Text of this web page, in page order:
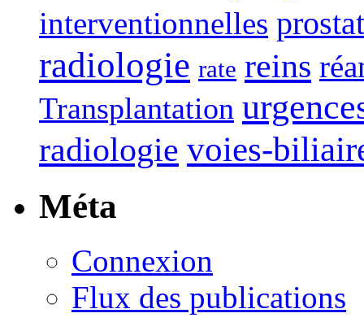
interventionnelles
radiologie rate reins
Transplantation
radiologie voies-
Méta
Connexion
Flux des publications